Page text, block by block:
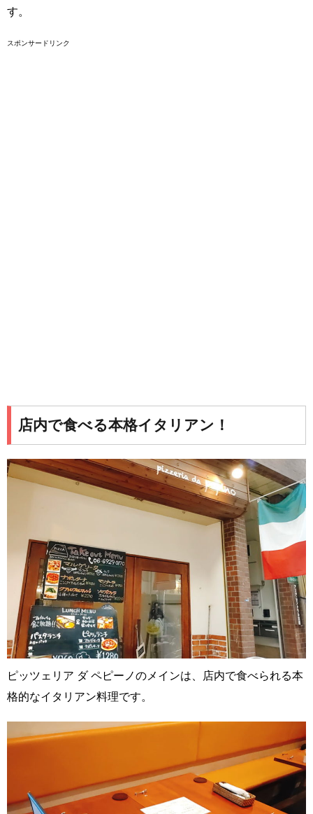
す。
スポンサードリンク
店内で食べる本格イタリアン！
ピッツェリア ダ ペピーノのメインは、店内で食べられる本
格的なイタリアン料理です。